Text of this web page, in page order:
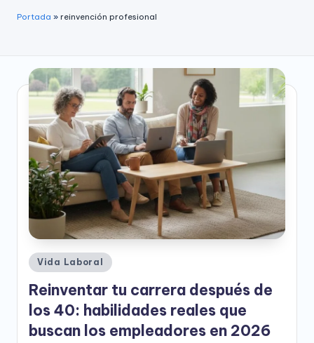
h
c
h
e
o
D
g
it
a
Portada » reinvención profesional
Publicado
en
Vida Laboral
Reinventar tu carrera después de
los 40: habilidades reales que
buscan los empleadores en 2026